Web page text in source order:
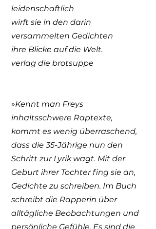
leidenschaftlich
wirft sie in den darin
versammelten Gedichten
ihre Blicke auf die Welt.
verlag die brotsuppe
»Kennt man Freys
inhaltsschwere Raptexte,
kommt es wenig überraschend,
dass die 35-Jährige nun den
Schritt zur Lyrik wagt. Mit der
Geburt ihrer Tochter fing sie an,
Gedichte zu schreiben. Im Buch
schreibt die Rapperin über
alltägliche Beobachtungen und
persönliche Gefühle. Es sind die